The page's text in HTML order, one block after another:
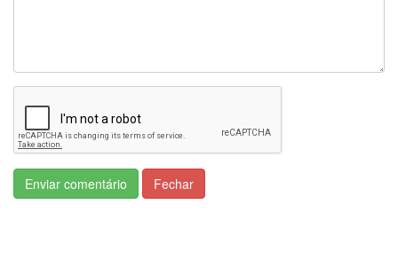
Enviar comentário Fechar